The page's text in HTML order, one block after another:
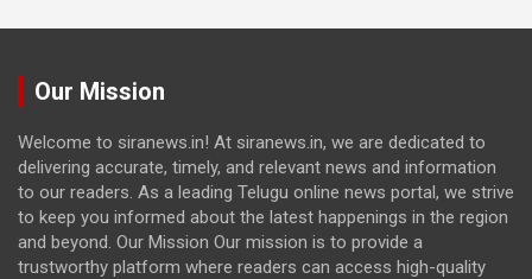
Our Mission
Welcome to siranews.in! At siranews.in, we are dedicated to
delivering accurate, timely, and relevant news and information
to our readers. As a leading Telugu online news portal, we strive
to keep you informed about the latest happenings in the region
and beyond. Our Mission Our mission is to provide a
trustworthy platform where readers can access high-quality